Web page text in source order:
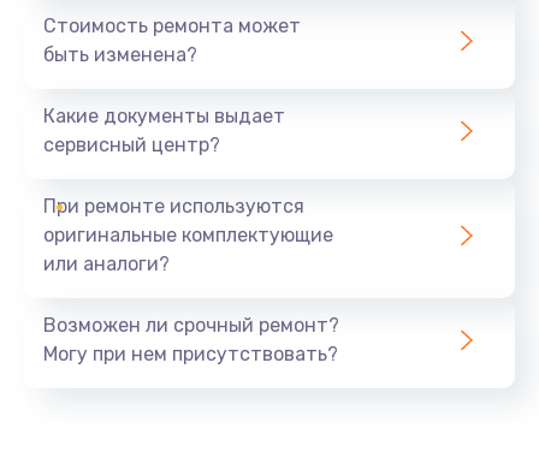
Стоимость ремонта может
быть изменена?
Какие документы выдает
сервисный центр?
При ремонте используются
оригинальные комплектующие
или аналоги?
Возможен ли срочный ремонт?
Могу при нем присутствовать?